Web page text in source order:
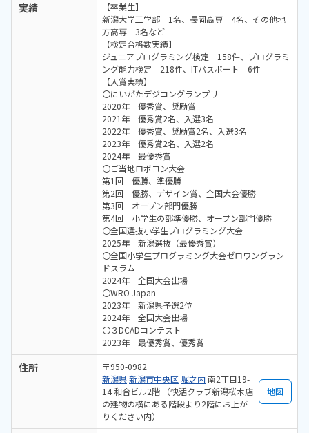
実績
【卒業生】
新潟大学工学部 1名、長岡高専 4名、その他地
方高専 3名など
【検定合格数実績】
ジュニアプログラミング検定 158件、プログラミ
ング能力検定 218件、ITパスポート 6件
【入賞実績】
〇にいがたデジコングランプリ
2020年 優秀賞、奨励賞
2021年 優秀賞2名、入選3名
2022年 優秀賞、奨励賞2名、入選3名
2023年 優秀賞2名、入選2名
2024年 最優秀賞
〇ご当地ロボコン大会
第1回 優勝、準優勝
第2回 優勝、デザイン賞、全国大会優勝
第3回 オープン部門優勝
第4回 小学生の部準優勝、オープン部門優勝
〇全国選抜小学生プログラミング大会
2025年 新潟選抜（最優秀賞）
〇全国小学生プログラミング大会ゼロワングラン
ドスラム
2024年 全国大会出場
〇WRO Japan
2023年 新潟県予選2位
2024年 全国大会出場
〇３DCADコンテスト
2023年 最優秀賞、優秀賞
住所
〒950-0982
新潟県新潟市中央区 堀之内南2丁目19-
14 和合ビル2階 （快活クラブ新潟桜木店
の建物の横にある階段より2階にお上が
りください内）
地図